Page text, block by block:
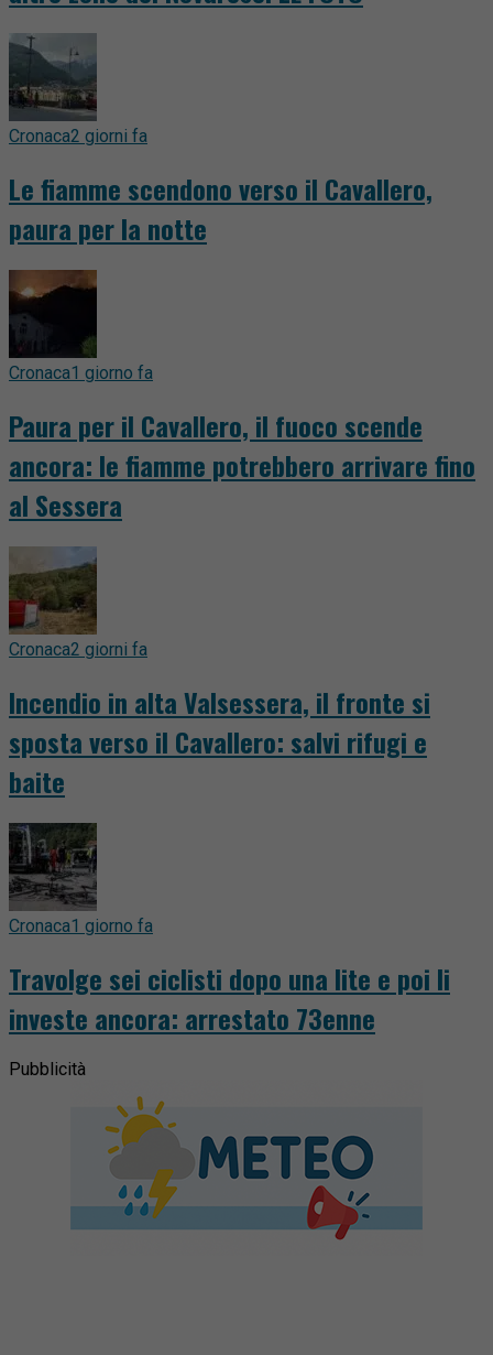
Cronaca2 giorni fa
Le fiamme scendono verso il Cavallero,
paura per la notte
Cronaca1 giorno fa
Paura per il Cavallero, il fuoco scende
ancora: le fiamme potrebbero arrivare fino
al Sessera
Cronaca2 giorni fa
Incendio in alta Valsessera, il fronte si
sposta verso il Cavallero: salvi rifugi e
baite
Cronaca1 giorno fa
Travolge sei ciclisti dopo una lite e poi li
investe ancora: arrestato 73enne
Pubblicità